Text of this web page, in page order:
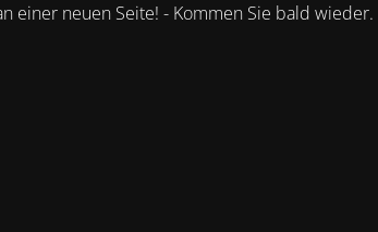
einer neuen Seite! - Kommen Sie bald wieder.